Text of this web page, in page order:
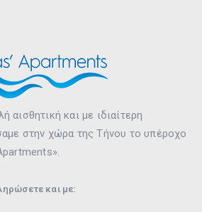
και με ιδιαίτερη
στην χώρα της Τήνου το υπέροχο
και με: